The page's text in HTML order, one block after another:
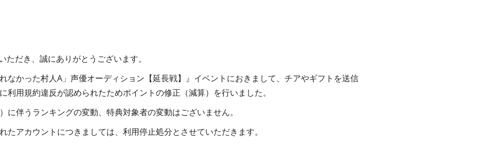
だき、誠にありがとうございます。
なかった村人A」声優オーディション【延長戦】』イベントにおきまして、チアやギフトを送信
利用規約違反が認められたためポイントの修正（減算）を行いました。
に伴うランキングの変動、特典対象者の変動はございません。
たアカウントにつきましては、利用停止処分とさせていただきます。